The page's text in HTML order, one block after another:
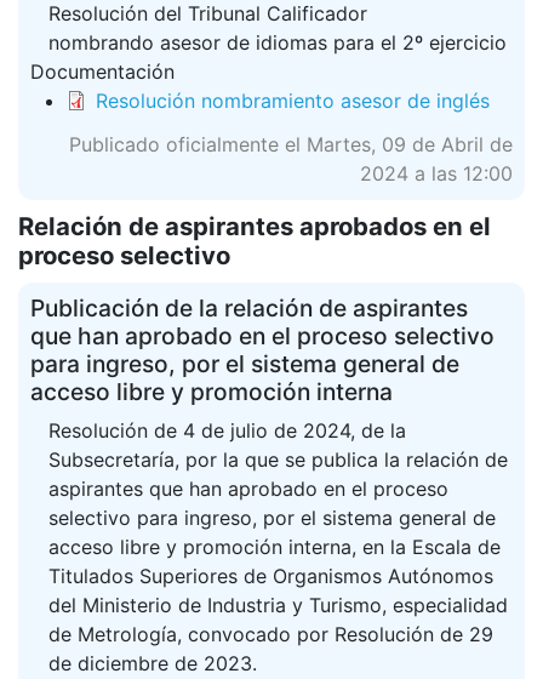
Resolución del Tribunal Calificador
nombrando asesor de idiomas para el 2º ejercicio
Documentación
Resolución nombramiento asesor de inglés
Publicado oficialmente el Martes, 09 de Abril de
2024 a las 12:00
Relación de aspirantes aprobados en el
proceso selectivo
Publicación de la relación de aspirantes
que han aprobado en el proceso selectivo
para ingreso, por el sistema general de
acceso libre y promoción interna
Resolución de 4 de julio de 2024, de la
Subsecretaría, por la que se publica la relación de
aspirantes que han aprobado en el proceso
selectivo para ingreso, por el sistema general de
acceso libre y promoción interna, en la Escala de
Titulados Superiores de Organismos Autónomos
del Ministerio de Industria y Turismo, especialidad
de Metrología, convocado por Resolución de 29
de diciembre de 2023.